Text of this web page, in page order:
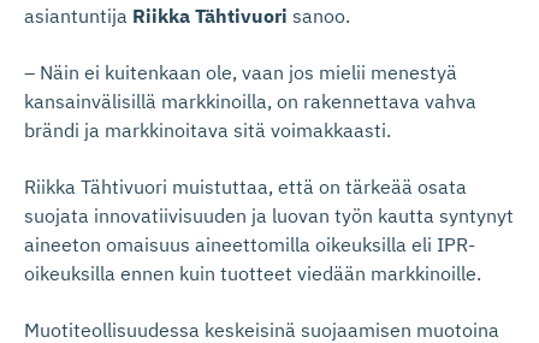
asiantuntija Riikka Tähtivuori sanoo.
– Näin ei kuitenkaan ole, vaan jos mielii menestyä
kansainvälisillä markkinoilla, on rakennettava vahva
brändi ja markkinoitava sitä voimakkaasti.
Riikka Tähtivuori muistuttaa, että on tärkeää osata
suojata innovatiivisuuden ja luovan työn kautta syntynyt
aineeton omaisuus aineettomilla oikeuksilla eli IPR-
oikeuksilla ennen kuin tuotteet viedään markkinoille.
Muotiteollisuudessa keskeisinä suojaamisen muotoina